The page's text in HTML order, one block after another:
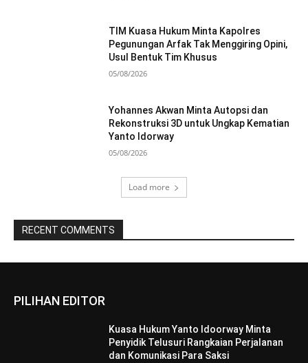
TIM Kuasa Hukum Minta Kapolres
Pegunungan Arfak Tak Menggiring Opini,
Usul Bentuk Tim Khusus
05/08/2026
Yohannes Akwan Minta Autopsi dan
Rekonstruksi 3D untuk Ungkap Kematian
Yanto Idorway
05/08/2026
Load more
RECENT COMMENTS
PILIHAN EDITOR
Kuasa Hukum Yanto Idoorway Minta
Penyidik Telusuri Rangkaian Perjalanan
dan Komunikasi Para Saksi